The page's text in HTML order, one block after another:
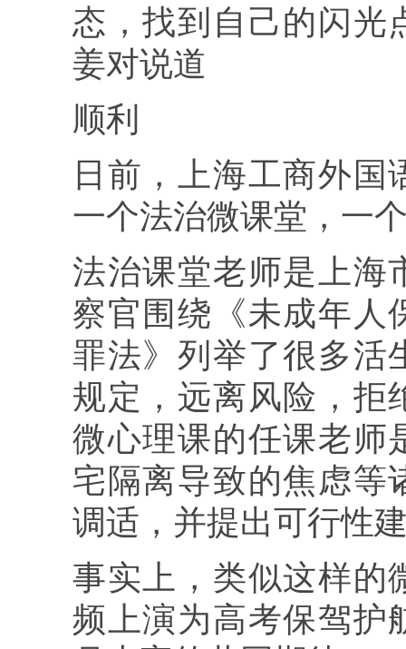
态，找到自己的闪光
姜对说道
顺利
日前，上海工商外
一个法治微课堂，一
法治课堂老师是上海
察官围绕《未成年人
罪法》列举了很多活
规定，远离风险，拒
微心理课的任课老师
宅隔离导致的焦虑等
调适，并提出可行性
事实上，类似这样的
频上演为高考保驾护